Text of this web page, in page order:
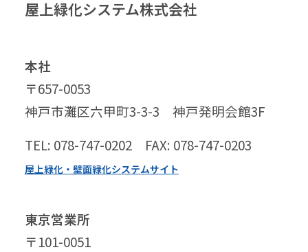
屋上緑化システム株式会社
本社
〒657-0053
神戸市灘区六甲町3-3-3 神戸発明会館3F
TEL: 078-747-0202 FAX: 078-747-0203
屋上緑化・壁面緑化システムサイト
東京営業所
〒101-0051